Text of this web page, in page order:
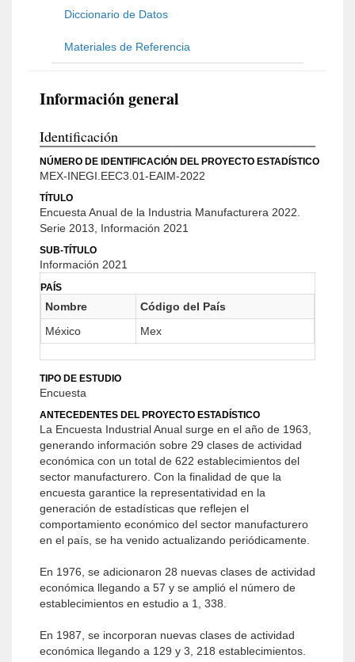
Diccionario de Datos
Materiales de Referencia
Información general
Identificación
NÚMERO DE IDENTIFICACIÓN DEL PROYECTO ESTADÍSTICO
MEX-INEGI.EEC3.01-EAIM-2022
TÍTULO
Encuesta Anual de la Industria Manufacturera 2022.
Serie 2013, Información 2021
SUB-TÍTULO
Información 2021
PAÍS
Nombre
Código del País
México
Mex
TIPO DE ESTUDIO
Encuesta
ANTECEDENTES DEL PROYECTO ESTADÍSTICO
La Encuesta Industrial Anual surge en el año de 1963,
generando información sobre 29 clases de actividad
económica con un total de 622 establecimientos del
sector manufacturero. Con la finalidad de que la
encuesta garantice la representatividad en la
generación de estadísticas que reflejen el
comportamiento económico del sector manufacturero
en el país, se ha venido actualizando periódicamente.
En 1976, se adicionaron 28 nuevas clases de actividad
económica llegando a 57 y se amplió el número de
establecimientos en estudio a 1, 338.
En 1987, se incorporan nuevas clases de actividad
económica llegando a 129 y 3, 218 establecimientos.